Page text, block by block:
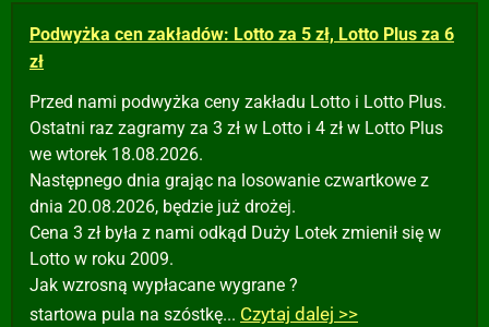
Podwyżka cen zakładów: Lotto za 5 zł, Lotto Plus za 6
zł
Przed nami podwyżka ceny zakładu Lotto i Lotto Plus.
Ostatni raz zagramy za 3 zł w Lotto i 4 zł w Lotto Plus
we wtorek 18.08.2026.
Następnego dnia grając na losowanie czwartkowe z
dnia 20.08.2026, będzie już drożej.
Cena 3 zł była z nami odkąd Duży Lotek zmienił się w
Lotto w roku 2009.
Jak wzrosną wypłacane wygrane ?
startowa pula na szóstkę... Czytaj dalej >>